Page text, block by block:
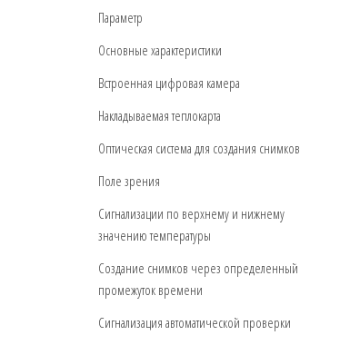
Параметр
Основные характеристики
Встроенная цифровая камера
Накладываемая теплокарта
Оптическая система для создания снимков
Поле зрения
Сигнализации по верхнему и нижнему
значению температуры
Создание снимков через определенный
промежуток времени
Сигнализация автоматической проверки